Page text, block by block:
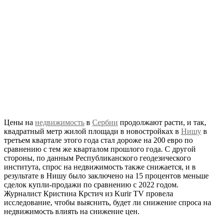
Цены на недвижимость в Сербии продолжают расти, и так,
квадратный метр жилой площади в новостройках в Нишу в
третьем квартале этого года стал дороже на 200 евро по
сравнению с тем же кварталом прошлого года. С другой
стороны, по данным Республиканского геодезического
института, спрос на недвижимость также снижается, и в
результате в Нишу было заключено на 15 процентов меньше
сделок купли-продажи по сравнению с 2022 годом.
Журналист Кристина Крстич из Kurir TV провела
исследование, чтобы выяснить, будет ли снижение спроса на
недвижимость влиять на снижение цен.